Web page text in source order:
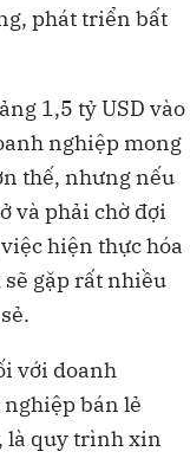
phát triển bất
1,5 tỷ USD vào
nghiệp mong
thế, nhưng nếu
và phải chờ đợi
hiện thực hóa
gặp rất nhiều
với doanh
bán lẻ
là quy trình xin